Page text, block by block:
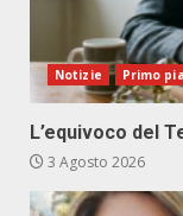
Notizie Primo
L’equivoco del
3 Agosto 2026